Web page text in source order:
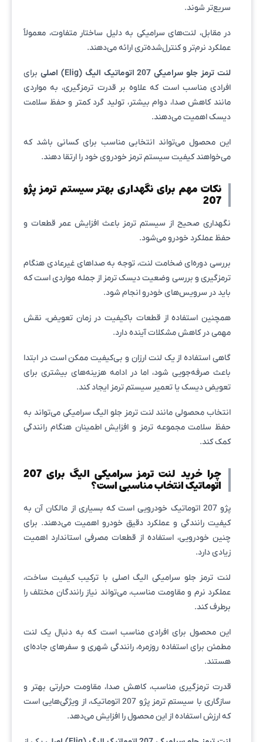
سریع‌تر شوند.
در مقابل، لنت‌های سرامیکی به دلیل ساختار متفاوت، معمولاً
عملکرد نرم‌تر و کنترل‌شده‌تری ارائه می‌دهند.
لنت ترمز جلو سرامیکی 207 اتوماتیک الیگ (Elig) اصلی
برای
افرادی مناسب است که علاوه بر قدرت ترمزگیری، به مواردی
مانند کاهش صدا، دوام بیشتر، تولید گرد کمتر و حفظ سلامت
دیسک اهمیت می‌دهند.
این محصول می‌تواند انتخابی مناسب برای کسانی باشد که
می‌خواهند کیفیت سیستم ترمز خودروی خود را ارتقا دهند.
نکات مهم برای نگهداری بهتر سیستم ترمز پژو
207
نگهداری صحیح از سیستم ترمز باعث افزایش عمر قطعات و
حفظ عملکرد خودرو می‌شود.
بررسی دوره‌ای ضخامت لنت، توجه به صداهای غیرعادی هنگام
ترمزگیری و بررسی وضعیت دیسک ترمز از جمله مواردی است که
باید در سرویس‌های خودرو انجام شود.
همچنین استفاده از قطعات باکیفیت در زمان تعویض، نقش
مهمی در کاهش مشکلات آینده دارد.
گاهی استفاده از یک لنت ارزان و بی‌کیفیت ممکن است در ابتدا
باعث صرفه‌جویی شود، اما در ادامه هزینه‌های بیشتری برای
تعویض دیسک یا تعمیر سیستم ترمز ایجاد کند.
انتخاب محصولی مانند لنت ترمز جلو الیگ سرامیکی می‌تواند به
حفظ سلامت مجموعه ترمز و افزایش اطمینان هنگام رانندگی
کمک کند.
چرا خرید لنت ترمز سرامیکی الیگ برای 207
اتوماتیک انتخاب مناسبی است؟
پژو 207 اتوماتیک خودرویی است که بسیاری از مالکان آن به
کیفیت رانندگی و عملکرد دقیق خودرو اهمیت می‌دهند. برای
چنین خودرویی، استفاده از قطعات مصرفی استاندارد اهمیت
زیادی دارد.
لنت ترمز جلو سرامیکی الیگ اصلی با ترکیب کیفیت ساخت،
عملکرد نرم و مقاومت مناسب، می‌تواند نیاز رانندگان مختلف را
برطرف کند.
این محصول برای افرادی مناسب است که به دنبال یک لنت
مطمئن برای استفاده روزمره، رانندگی شهری و سفرهای جاده‌ای
هستند.
قدرت ترمزگیری مناسب، کاهش صدا، مقاومت حرارتی بهتر و
سازگاری با سیستم ترمز پژو 207 اتوماتیک، از ویژگی‌هایی است
که ارزش استفاده از این محصول را افزایش می‌دهد.